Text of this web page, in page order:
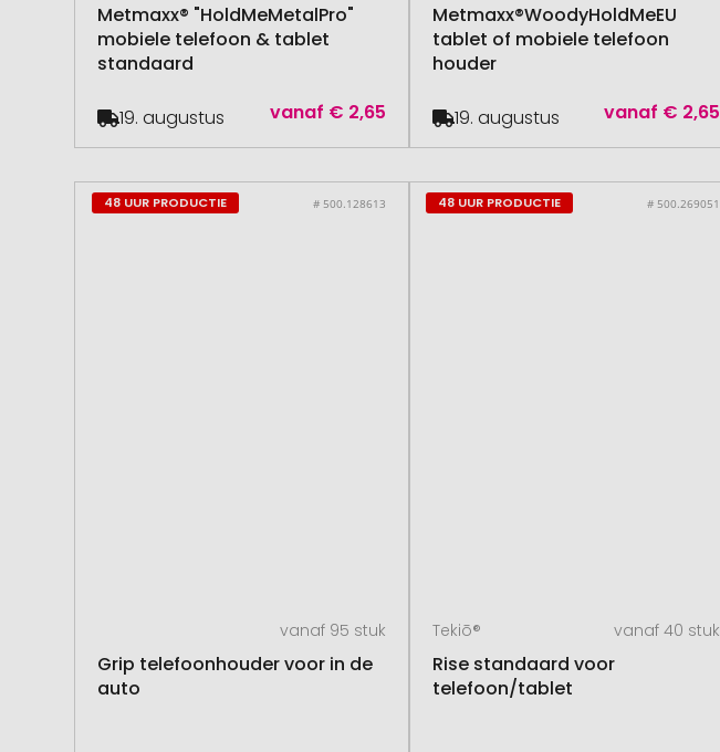
Metmaxx® "HoldMeMetalPro"
mobiele telefoon & tablet
standaard
vanaf € 2,65
19. augustus
Metmaxx®WoodyHoldMeEU
tablet of mobiele telefoon
houder
vanaf € 2,65
19. augustus
48 UUR PRODUCTIE # 500.128613
vanaf 95 stuk
Grip telefoonhouder voor in de
auto
48 UUR PRODUCTIE # 500.269051
Tekiō® vanaf 40 stuk
Rise standaard voor
telefoon/tablet